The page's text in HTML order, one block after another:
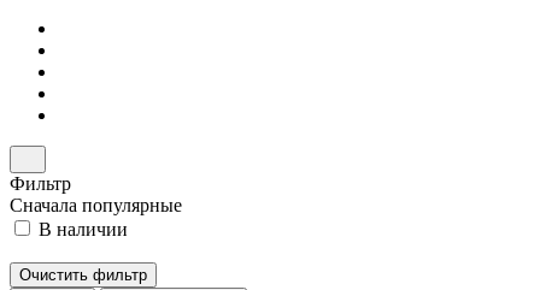
Фильтр
Сначала популярные
В наличии
Очистить фильтр